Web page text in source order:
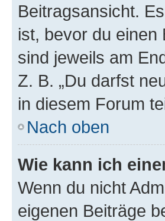
Beitragsansicht.
ist, bevor du
sind jeweils am
Z. B. „Du darfst
in diesem Forum
Nach oben
Wie kann ich
Wenn du nicht
eigenen Beiträge